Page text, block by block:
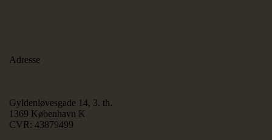
Adresse
Gyldenløvesgade 14, 3. th.
1369 København K
CVR: 43879499